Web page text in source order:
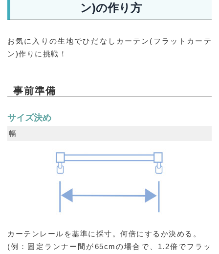
ン)の作り方
お気に入りの生地でひだなしカーテン(フラットカーテ
ン)作りに挑戦！
事前準備
サイズ決め
幅
カーテンレールを基準に採寸。何倍にするか決める。
(例：固定ランナー間が65cmの場合で、1.2倍でフラッ